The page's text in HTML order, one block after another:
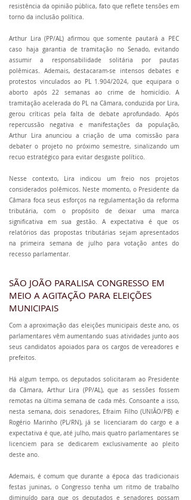
resistência da opinião pública, fato que reflete tensões em
torno da inclusão política.
Arthur Lira (PP/AL) afirmou que somente pautará a PEC
caso haja garantia de tramitação no Senado, evitando
assumir a responsabilidade solitária por pautas
polêmicas. Ademais, destacaram-se intensos debates e
protestos vinculados ao PL 1.904/2024, que equipara o
aborto após 22 semanas ao crime de homicídio. A
tramitação acelerada do PL na Câmara, conduzida por Lira,
gerou críticas pela falta de debate aprofundado. Após
repercussão negativa e manifestações da população,
Arthur Lira anunciou a criação de uma comissão para
debater o projeto no próximo semestre, sinalizando um
recuo estratégico para evitar desgaste político.
Nesse contexto, Lira indicou um freio nos projetos
considerados polêmicos. Neste momento, o Presidente da
Câmara foca seus esforços na regulamentação da reforma
tributária, com o propósito de deixar uma marca
significativa em sua gestão. A expectativa é que os
relatórios das propostas tributárias sejam apresentados
na primeira semana de julho para votação antes do
recesso parlamentar.
SÃO JOÃO PARALISA CONGRESSO EM
MEIO A AGITAÇÃO PARA ELEIÇÕES
MUNICIPAIS
Com a aproximação das eleições municipais deste ano, os
parlamentares vêm aumentando suas atividades junto aos
seus candidatos apoiados para os cargos de vereadores e
prefeitos.
Há algum tempo, os deputados solicitaram ao Presidente
da Câmara, Arthur Lira (PP/AL), que as sessões fossem
remotas na última semana de cada mês. Consoante a isso,
nesta semana, dois senadores, Efraim Filho (UNIÃO/PB) e
Rogério Marinho (PL/RN), já se licenciaram do cargo e a
expectativa é que, até julho, mais quatro parlamentares se
licenciem para se dedicarem exclusivamente ao pleito
deste ano.
Ademais, é comum que durante a época das tradicionais
festas juninas, o Congresso tenha um ritmo de trabalho
diminuído para que os deputados e senadores possam